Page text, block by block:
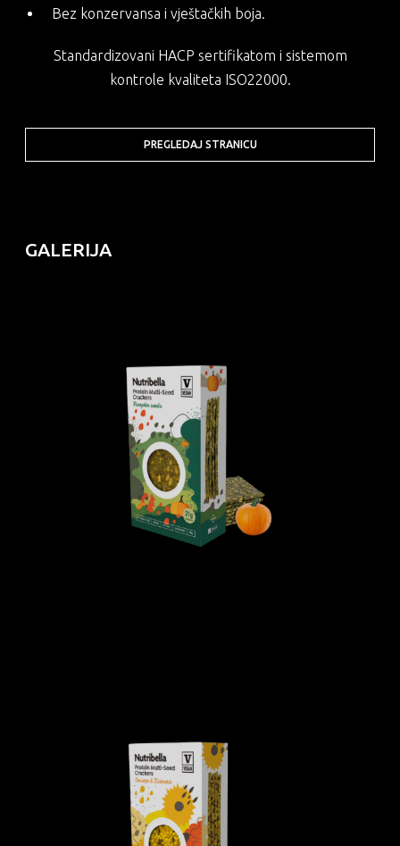
Bez konzervansa i vještačkih boja.
Standardizovani HACP sertifikatom i sistemom
kontrole kvaliteta ISO22000.
PREGLEDAJ STRANICU
GALERIJA